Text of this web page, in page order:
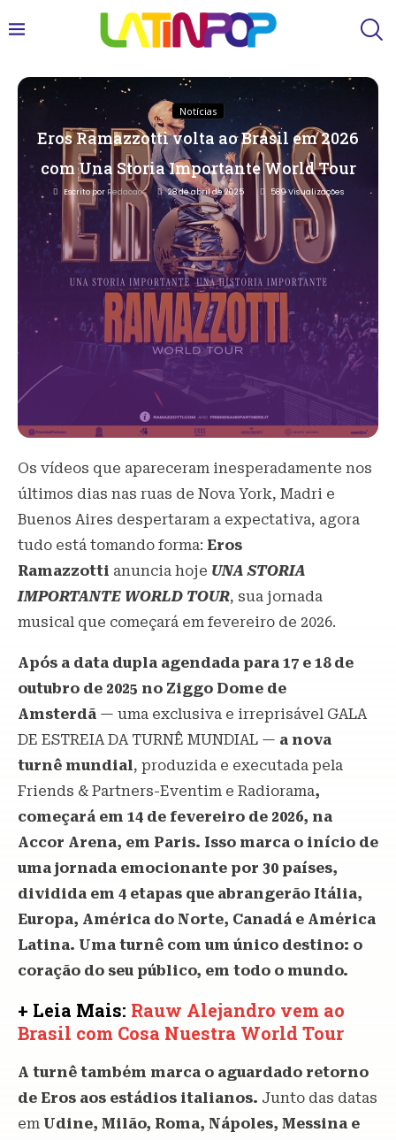
Notícias
Eros Ramazzotti volta ao Brasil em 2026
com Una Storia Importante World Tour
Escrito por Redacao 28 de abril de 2025 589Visualizações
Os vídeos que apareceram inesperadamente nos
últimos dias nas ruas de Nova York, Madri e
Buenos Aires despertaram a expectativa, agora
tudo está tomando forma: Eros
Ramazzotti anuncia hoje UNA STORIA
IMPORTANTE WORLD TOUR, sua jornada
musical que começará em fevereiro de 2026.
Após a data dupla agendada para 17 e 18 de
outubro de 2025 no Ziggo Dome de
Amsterdã — uma exclusiva e irreprisável GALA
DE ESTREIA DA TURNÊ MUNDIAL — a nova
turnê mundial, produzida e executada pela
Friends & Partners-Eventim e Radiorama,
começará em 14 de fevereiro de 2026, na
Accor Arena, em Paris. Isso marca o início de
uma jornada emocionante por 30 países,
dividida em 4 etapas que abrangerão Itália,
Europa, América do Norte, Canadá e América
Latina. Uma turnê com um único destino: o
coração do seu público, em todo o mundo.
+ Leia Mais: Rauw Alejandro vem ao
Brasil com Cosa Nuestra World Tour
A turnê também marca o aguardado retorno
de Eros aos estádios italianos. Junto das datas
em Udine, Milão, Roma, Nápoles, Messina e